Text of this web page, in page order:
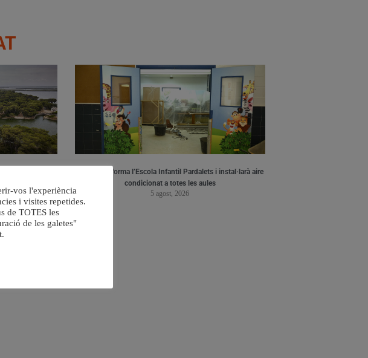
València reforma l’Escola Infantil Pardalets i instal·larà aire
condicionat a totes les aules
5 agost, 2026
vos l'experiència
i visites repetides.
de TOTES les
de les galetes"